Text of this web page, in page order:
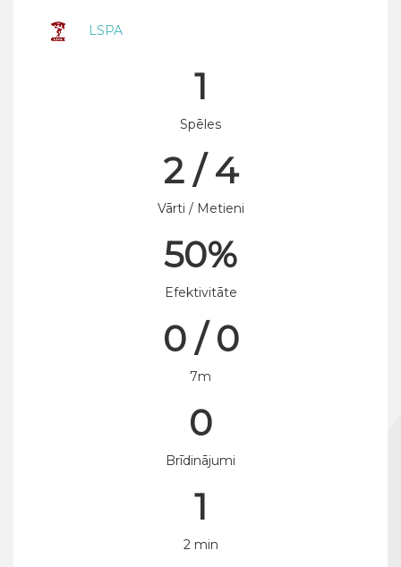
LSPA
1
Spēles
2 / 4
Vārti / Metieni
50%
Efektivitāte
0 / 0
7m
0
Brīdinājumi
1
2 min